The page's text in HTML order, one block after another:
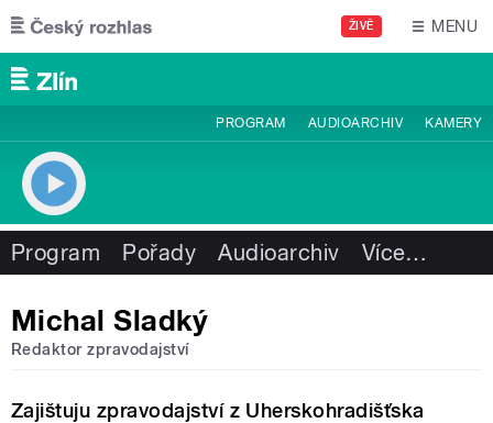
Přejít k hlavnímu obsahu
ŽIVĚ MENU
PROGRAM AUDIOARCHIV KAMERY
Program Pořady Audioarchiv Více…
Michal Sladký
Redaktor zpravodajství
Zajištuju zpravodajství z Uherskohradišťska